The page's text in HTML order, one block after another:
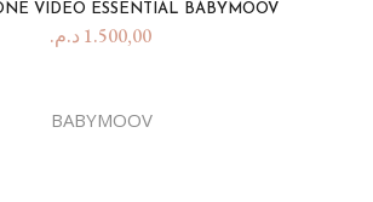
VIDEO ESSENTIAL BABYMOOV
1.500,00 د.م.
BABYMOOV